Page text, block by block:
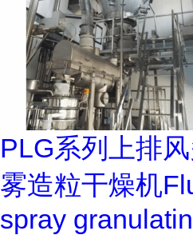
PLG系列上排
雾造粒干燥机
spray